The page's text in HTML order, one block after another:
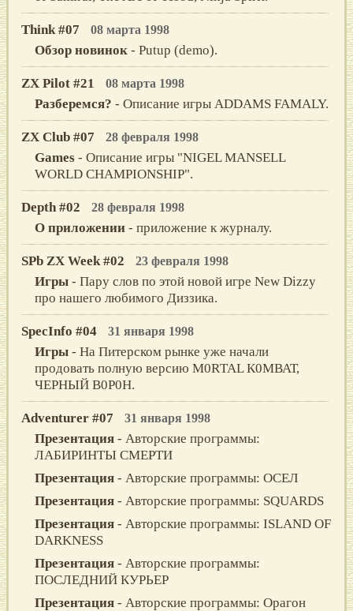
Think #07 08 марта 1998
Обзор новинок - Putup (demo).
ZX Pilot #21 08 марта 1998
Разберемся? - Описание игры ADDAMS FAMALY.
ZX Club #07 28 февраля 1998
Games - Описание игры "NIGEL MANSELL
WORLD CHAMPIONSHIP".
Depth #02 28 февраля 1998
О приложении - приложение к журналу.
SPb ZX Week #02 23 февраля 1998
Игры - Пару слов по этой новой игре New Dizzy
про нашего любимого Диззика.
SpecInfo #04 31 января 1998
Игры - На Питерском рынке уже начали
продовать полную версию М0RТАL К0МВАТ,
ЧEPНЫЙ В0P0Н.
Adventurer #07 31 января 1998
Презентация - Авторские программы:
ЛАБИРИНТЫ СМЕРТИ
Презентация - Авторские программы: ОСЕЛ
Презентация - Авторские программы: SQUARDS
Презентация - Авторские программы: ISLAND OF
DARKNESS
Презентация - Авторские программы:
ПОСЛЕДНИЙ КУРЬЕР
Презентация - Авторские программы: Орагон